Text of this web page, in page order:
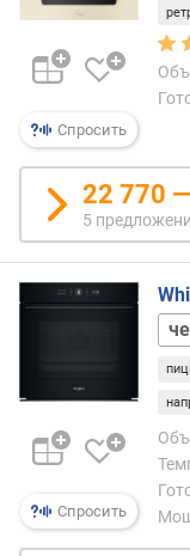
д
т
о
б
а
в
л
е
н
к
о
и
ч
Спросить
22 770
5
Спросить